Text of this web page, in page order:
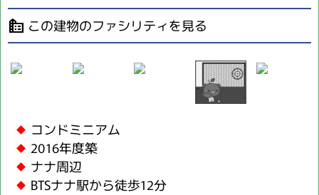
source_environment この建物のファシリティを見る
コンドミニアム
2016年度築
ナナ周辺
BTSナナ駅から徒歩12分